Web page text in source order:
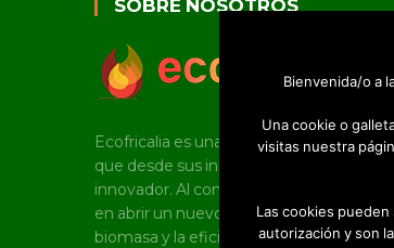
SOBRE NOSOTROS
Ecofricalia es una joven pyme
que desde sus inicios tiene un marcado
innovador. Al constituirse como
en abrir un nuevo mercado en torno al
biomasa y la eficiencia energética en
Bienvenida/o a
Una cookie o
visitas nuestra
Las cookies
autorización y son